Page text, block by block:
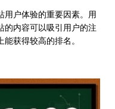
用户体验的重要因素。用
的内容可以吸引用户的注
获得较高的排名。